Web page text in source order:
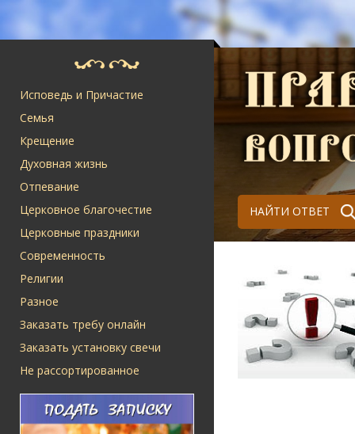
Исповедь и Причастие
Семья
Крещение
Духовная жизнь
Отпевание
Церковное благочестие
Церковные праздники
Современность
Религии
Разное
Заказать требу онлайн
Заказать установку свечи
Не рассортированное
НАЙТИ ОТВЕТ